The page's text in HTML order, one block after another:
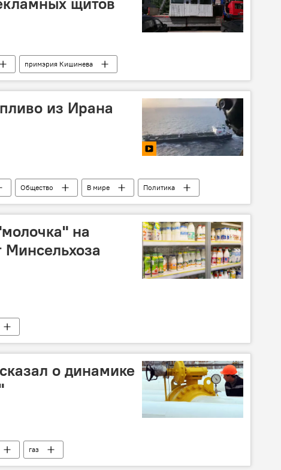
примэрия Кишинева
из Ирана
Общество В мире
Политика
на
Минсельхоза
о динамике
газ